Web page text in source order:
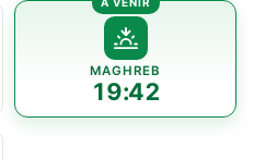
MAGHREB
19:42